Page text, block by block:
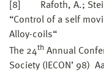
[8] Rafoth, A.;
“Control of a self
Alloy-coils“
The 24th Annual
Society (IECON’ 98)